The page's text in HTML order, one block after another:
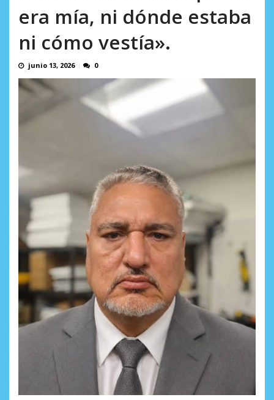
era mía, ni dónde estaba
ni cómo vestía».
junio 13, 2026 0